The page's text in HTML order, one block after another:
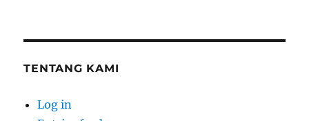
TENTANG KAMI
Log in